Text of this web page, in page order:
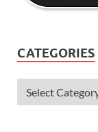
CATEGORIES